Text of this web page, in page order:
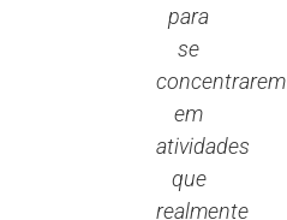
para
se
concentrarem
em
atividades
que
realmente